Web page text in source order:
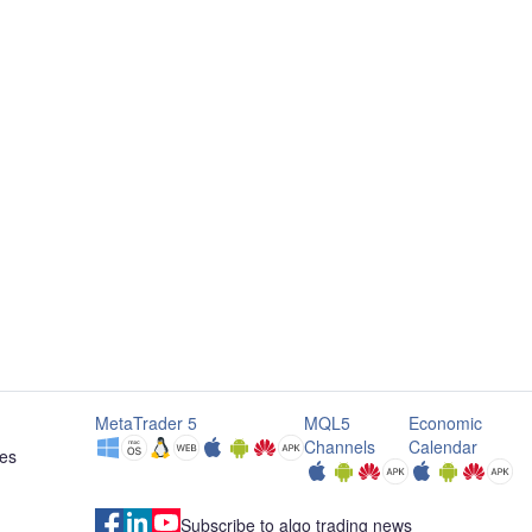
MetaTrader 5
MQL5
Channels
Economic
Calendar
Subscribe to algo trading news